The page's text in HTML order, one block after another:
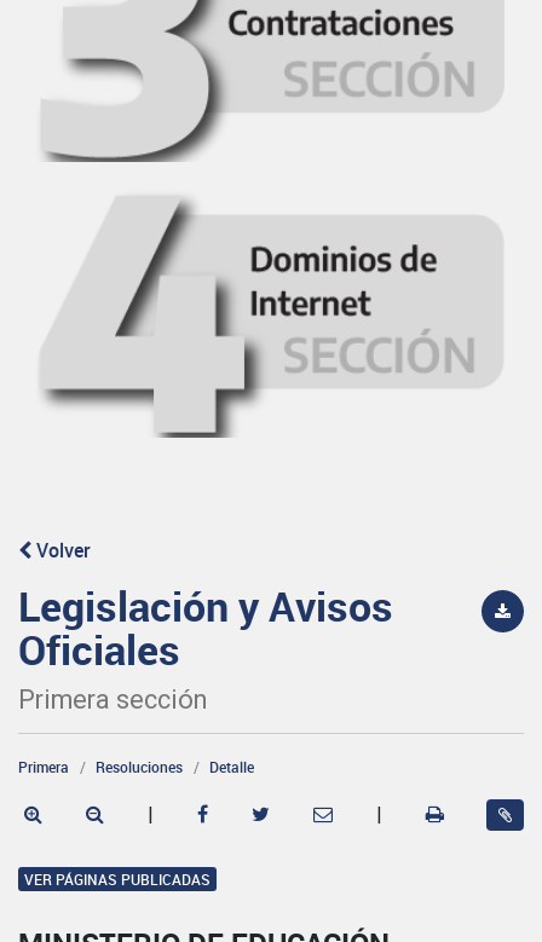
Volver
Legislación y Avisos
Oficiales
Primera sección
Primera Resoluciones Detalle
| |
VER PÁGINAS PUBLICADAS